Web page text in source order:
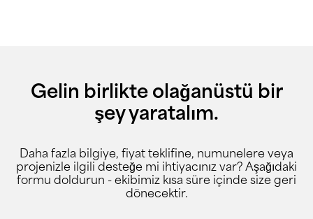
Gelin birlikte olağanüstü bir
şey yaratalım.
Daha fazla bilgiye, fiyat teklifine, numunelere veya
projenizle ilgili desteğe mi ihtiyacınız var? Aşağıdaki
formu doldurun - ekibimiz kısa süre içinde size geri
dönecektir.